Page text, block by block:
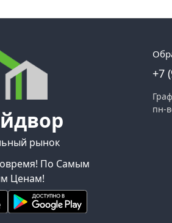
рынок
По Самым
Ценам!
+7
пн-